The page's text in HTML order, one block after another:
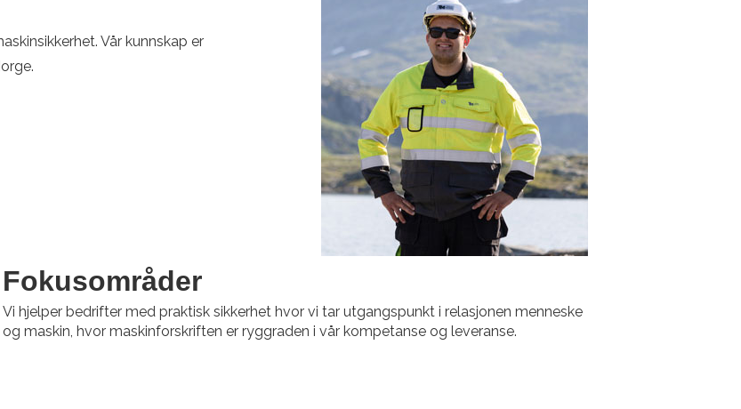
Vår kunnskap er
Fokusområder
Vi hjelper bedrifter med praktisk sikkerhet hvor vi tar utgangspunkt i relasjonen menneske
og maskin, hvor maskinforskriften er ryggraden i vår kompetanse og leveranse.